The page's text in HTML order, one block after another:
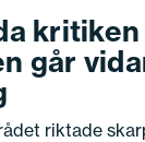
kritiken
går
riktade